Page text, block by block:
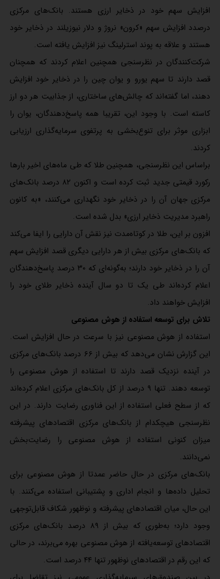
افزایش سهم خود در ذخایر ارزی هستند. بانک‌های مرکزی
درصدد افزایش سهم «کرون» نروژ و دلار نیوزیلند در ذخایر خود
هستند و علاقه به پوند استرلینگ نیز افزایش یافته است.
شرکت‌کنندگان در نظرسنجی همچنین اعلام کردند که همچنان
قصد دارند تا سهم یورو و یوان چین را در ذخایر خود افزایش
دهند، اما گفته‌اند که چالش‌های ساختاری، از جذابیت هر دو ارز
کاسته است. با وجود این، تقریبا همه پاسخ‌دهندگان، یوان را
ابزاری موثر برای تنوع‌بخشی به پرتفوی سرمایه‌گذاری ارزیابی
کردند.
براساس این نظرسنجی، همچنین طلا که طی ماه‌های اخیر بار‌ها
رکورد قیمتی جدید ثبت کرده است و اکنون ۸۲ درصد بانک‌های
مرکزی جهان آن را در ذخایر خود نگهداری می‌کنند، «به کانون
راهبرد مدیریت ذخایر ارزی» بدل شده است.
افزون بر این، طلا در کوتاه‌مدت نیز نقش آن دارایی را ایفا می‌کند
که بانک‌های مرکزی بیش از هر دارایی دیگری قصد افزایش سهم
آن را در ذخایر خود دارند؛ به‌گونه‌ای که ۳۰ درصد پاسخ‌دهندگان
اعلام کرده‌اند طی یک تا دو سال آینده ذخایر طلای خود را
افزایش خواهند داد.
تلاش برای توسعه استفاده از هوش مصنوعی
استفاده از هوش مصنوعی نیز با سرعت در حال افزایش است.
این گزارش نشان می‌دهد که بیش از ۶۶ درصد بانک‌های مرکزی
در آینده نزدیک قصد دارند تا استفاده از هوش مصنوعی را
توسعه دهند. تنها ۹ درصد از کل بانک‌های مرکزی اعلام کرده‌اند
که از سطح فعلی استفاده از این فناوری رضایت دارند. در این
نظرسنجی هیچکدام از بانک‌های مرکزی اقتصاد‌های پیشرفته
میزان کنونی استفاده از هوش مصنوعی را رضایت‌بخش
نمی‌دانند.
بانک‌های مرکزی در حال حاضر عمدتا از هوش مصنوعی برای
تحلیل داده‌ها و انجام اداری و پشتیبانی استفاده می‌کنند. با
این حال، میان اقتصاد‌های پیشرفته و نوظهور شکاف قابل‌توجهی
وجود دارد؛ به‌طوری که بیش از ۸۹ درصد بانک‌های مرکزی
اقتصاد‌های توسعه‌یافته از هوش مصنوعی بهره می‌برند، در حالی
که این رقم در اقتصاد‌های نوظهور تنها ۴۴ درصد است.